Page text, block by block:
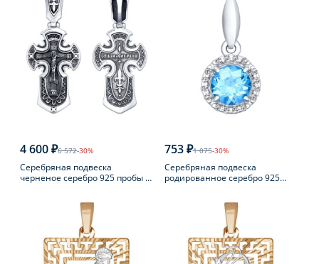
4 600 ₽6 572-30%
Серебряная подвеска
черненое серебро 925 пробы с
753 ₽1 075-30%
Серебряная подвеска
родированное серебро 925